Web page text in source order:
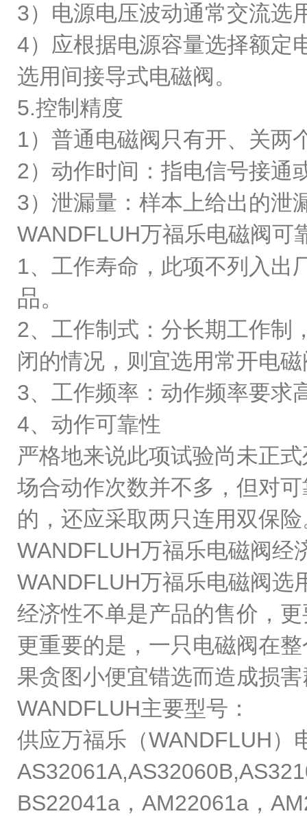
3）电源电压波动通常交流选
4）应根据电源容量选择额定
选用间接导式电磁阀。
5.控制精度
1）普通电磁阀只有开、关两
2）动作时间：指电信号接
3）泄漏量：样本上给出的泄
WANDFLUH万福乐电磁阀可
1、工作寿命，此项不列入出
品。
2、工作制式：分长期工作制
闭的情况，则宜选用常开电
3、工作频率：动作频率要求
4、动作可靠性
严格地来说此项试验尚未正
场合动作次数并不多，但对
的，还应采取两只连用双保
WANDFLUH万福乐电磁阀经
WANDFLUH万福乐电磁阀
经济性不单是产品的售价，
更重要的是，一只电磁阀在
果贪图小便宜错选而造成损
WANDFLUH主要型号：
供应万福乐（WANDFLUH）
BS22041a，AM22061a，